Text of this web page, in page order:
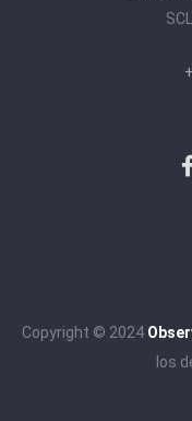
Copyright © 2024
los